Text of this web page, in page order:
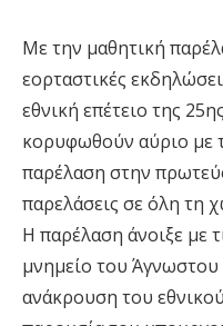
Με την μαθητική
εορταστικές
εθνική επέτειο της
κορυφωθούν αύριο με
παρέλαση στην
παρελάσεις σε όλη τη
Η παρέλαση άνοιξε με
μνημείο του Άγνωστου
ανάκρουση του